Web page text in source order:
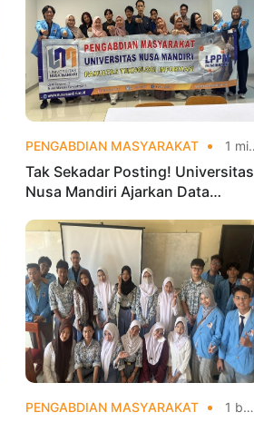
PENGABDIAN MASYARAKAT 1 minggu yang lalu
Tak Sekadar Posting! Universitas
Nusa Mandiri Ajarkan Data
Olahraga Makin Viral
PENGABDIAN MASYARAKAT 1 bulan yang lalu